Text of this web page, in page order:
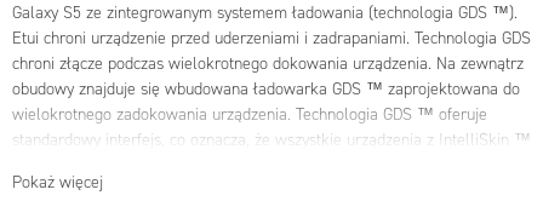
Galaxy S5 ze zintegrowanym systemem ładowania (technologia GDS ™).
Etui chroni urządzenie przed uderzeniami i zadrapaniami. Technologia GDS
chroni złącze podczas wielokrotnego dokowania urządzenia. Na zewnątrz
obudowy znajduje się wbudowana ładowarka GDS ™ zaprojektowana do
wielokrotnego zadokowania urządzenia. Technologia GDS ™ oferuje
standardowy interfejs, co oznacza, że wszystkie urządzenia z IntelliSkin ™
Pokaż więcej